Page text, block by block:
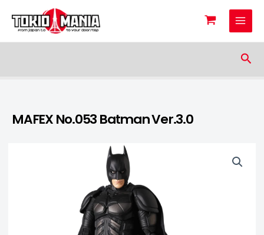
Skip to content
MAFEX No.053 Batman Ver.3.0